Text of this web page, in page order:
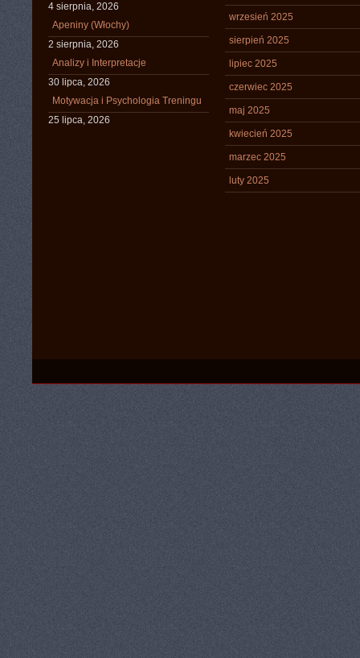
4 sierpnia, 2026
Apeniny (Włochy)
2 sierpnia, 2026
Analizy i Interpretacje
30 lipca, 2026
Motywacja i Psychologia Treningu
25 lipca, 2026
wrzesień 2025
sierpień 2025
lipiec 2025
czerwiec 2025
maj 2025
kwiecień 2025
marzec 2025
luty 2025